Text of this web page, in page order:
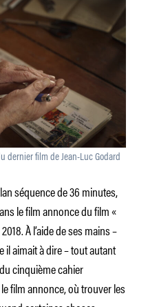
dernier film de Jean-Luc Godard
séquence de 36 minutes,
le film annonce du film «
À l’aide de ses mains –
il aimait à dire – tout autant
cinquième cahier
film annonce, où trouver les